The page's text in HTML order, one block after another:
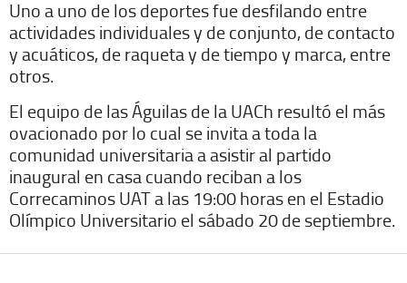
Uno a uno de los deportes fue desfilando entre
actividades individuales y de conjunto, de contacto
y acuáticos, de raqueta y de tiempo y marca, entre
otros.
El equipo de las Águilas de la UACh resultó el más
ovacionado por lo cual se invita a toda la
comunidad universitaria a asistir al partido
inaugural en casa cuando reciban a los
Correcaminos UAT a las 19:00 horas en el Estadio
Olímpico Universitario el sábado 20 de septiembre.